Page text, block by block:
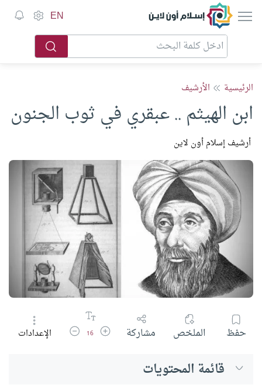
إسلام أون لاين EN
الرئيسية الأرشيف
ابن الهيثم .. عبقري في ثوب الجنون
أرشيف إسلام أون لاين
حفظ الملخص مشاركة زيادة حجم الخط
16 تقليل حجم الخط
الإعدادات
قائمة المحتويات